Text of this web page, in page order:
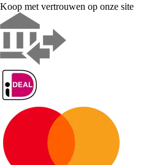
Koop met vertrouwen op onze site